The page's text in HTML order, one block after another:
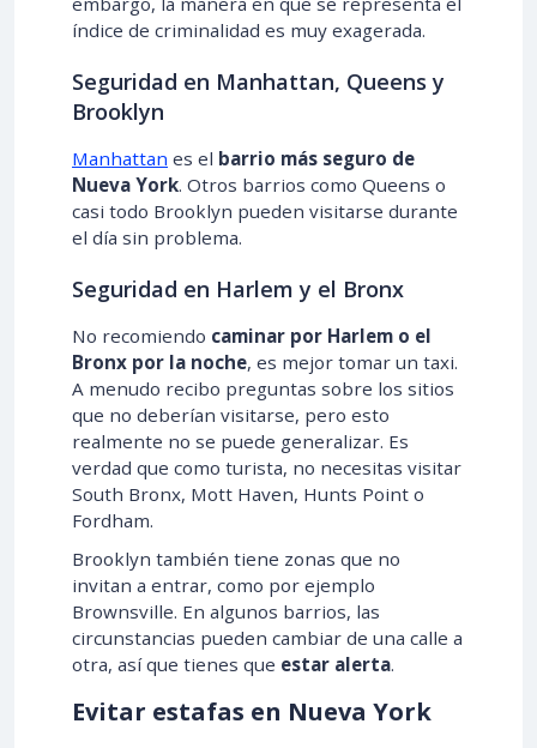
índice de criminalidad es muy exagerada.
Seguridad en Manhattan, Queens y
Brooklyn
Manhattan es el barrio más seguro de
Nueva York. Otros barrios como Queens o
casi todo Brooklyn pueden visitarse durante
el día sin problema.
Seguridad en Harlem y el Bronx
No recomiendo caminar por Harlem o el
Bronx por la noche, es mejor tomar un taxi.
A menudo recibo preguntas sobre los sitios
que no deberían visitarse, pero esto
realmente no se puede generalizar. Es
verdad que como turista, no necesitas visitar
South Bronx, Mott Haven, Hunts Point o
Fordham.
Brooklyn también tiene zonas que no
invitan a entrar, como por ejemplo
Brownsville. En algunos barrios, las
circunstancias pueden cambiar de una calle a
otra, así que tienes que estar alerta.
Evitar estafas en Nueva York